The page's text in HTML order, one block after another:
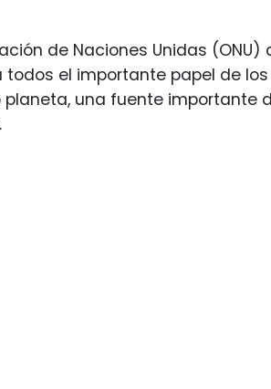
de Naciones Unidas
todos el importante papel de
planeta, una fuente